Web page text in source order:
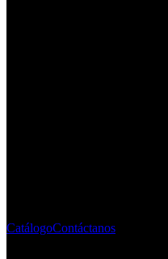
CatálogoContáctanos